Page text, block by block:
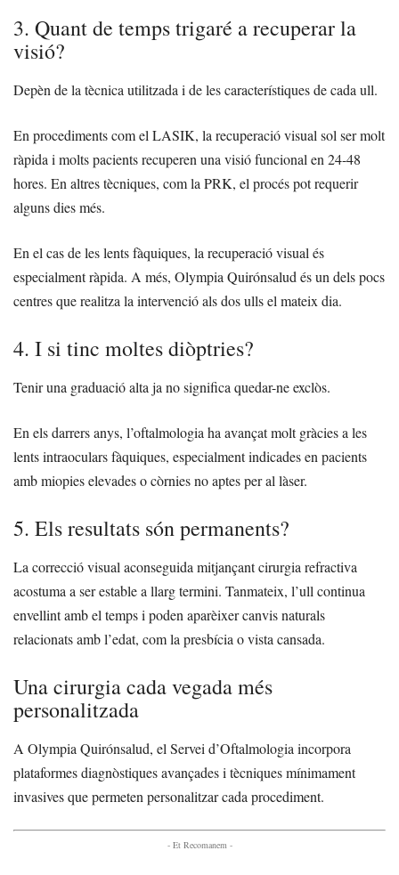
3. Quant de temps trigaré a recuperar la
visió?
Depèn de la tècnica utilitzada i de les característiques de cada ull.
En procediments com el LASIK, la recuperació visual sol ser molt
ràpida i molts pacients recuperen una visió funcional en 24-48
hores. En altres tècniques, com la PRK, el procés pot requerir
alguns dies més.
En el cas de les lents fàquiques, la recuperació visual és
especialment ràpida. A més, Olympia Quirónsalud és un dels pocs
centres que realitza la intervenció als dos ulls el mateix dia.
4. I si tinc moltes diòptries?
Tenir una graduació alta ja no significa quedar-ne exclòs.
En els darrers anys, l’oftalmologia ha avançat molt gràcies a les
lents intraoculars fàquiques, especialment indicades en pacients
amb miopies elevades o còrnies no aptes per al làser.
5. Els resultats són permanents?
La correcció visual aconseguida mitjançant cirurgia refractiva
acostuma a ser estable a llarg termini. Tanmateix, l’ull continua
envellint amb el temps i poden aparèixer canvis naturals
relacionats amb l’edat, com la presbícia o vista cansada.
Una cirurgia cada vegada més
personalitzada
A Olympia Quirónsalud, el Servei d’Oftalmologia incorpora
plataformes diagnòstiques avançades i tècniques mínimament
invasives que permeten personalitzar cada procediment.
- Et Recomanem -